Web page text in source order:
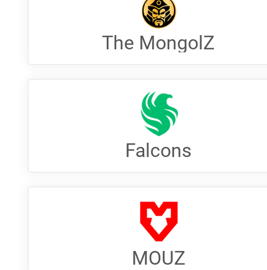
The MongolZ
Falcons
MOUZ